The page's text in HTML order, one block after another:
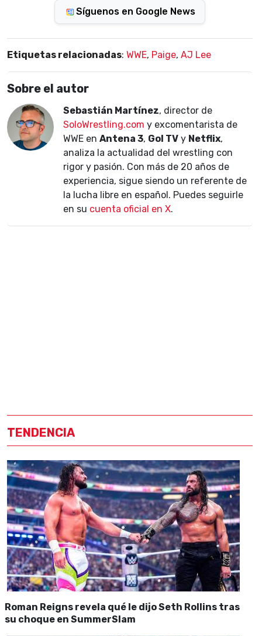
Síguenos en Google News
Etiquetas relacionadas: WWE, Paige, AJ Lee
Sobre el autor
Sebastián Martínez, director de
SoloWrestling.com y excomentarista de
WWE en Antena 3, Gol TV y Netflix,
analiza la actualidad del wrestling con
rigor y pasión. Con más de 20 años de
experiencia, sigue siendo un referente de
la lucha libre en español. Puedes seguirle
en su cuenta oficial en X.
TENDENCIA
Roman Reigns revela qué le dijo Seth Rollins tras
su choque en SummerSlam